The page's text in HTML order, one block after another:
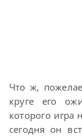
Что ж,
круге его
которого игра
сегодня он